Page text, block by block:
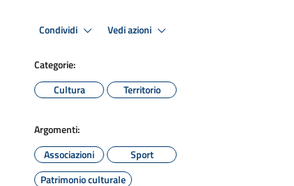
Condividi Vedi azioni
Categorie:
Cultura
Territorio
Argomenti:
Associazioni
Sport
Patrimonio culturale